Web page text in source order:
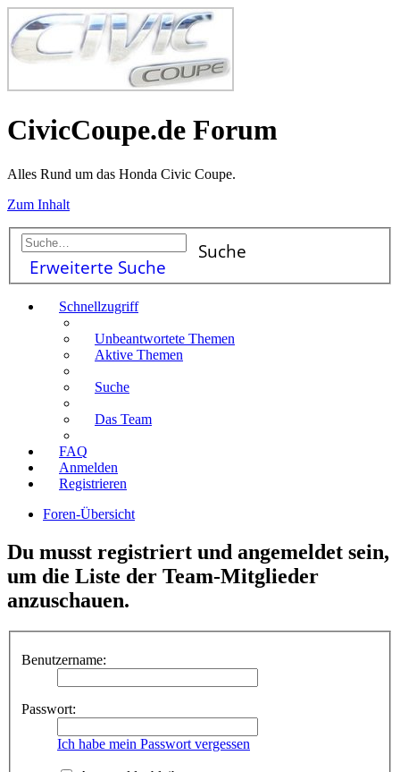
CivicCoupe.de Forum
Alles Rund um das Honda Civic Coupe.
Zum Inhalt
Suche
Erweiterte Suche
Schnellzugriff
Unbeantwortete Themen
Aktive Themen
Suche
Das Team
FAQ
Anmelden
Registrieren
Foren-Übersicht
Du musst registriert und angemeldet sein,
um die Liste der Team-Mitglieder
anzuschauen.
Benutzername:
Passwort:
Ich habe mein Passwort vergessen